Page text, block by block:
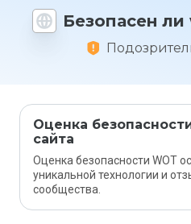
Безопасен
Оценка
сайта
Оценка безопасности WOT
уникальной технологии и
сообщества.
1 до 5?